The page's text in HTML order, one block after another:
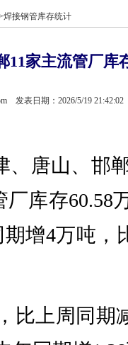
焊接钢管库存统计
11家主流管厂库
发表日期：2026/5/19 21:42:02
、唐山、邯
库存60.58
增4万吨，
比上周同期